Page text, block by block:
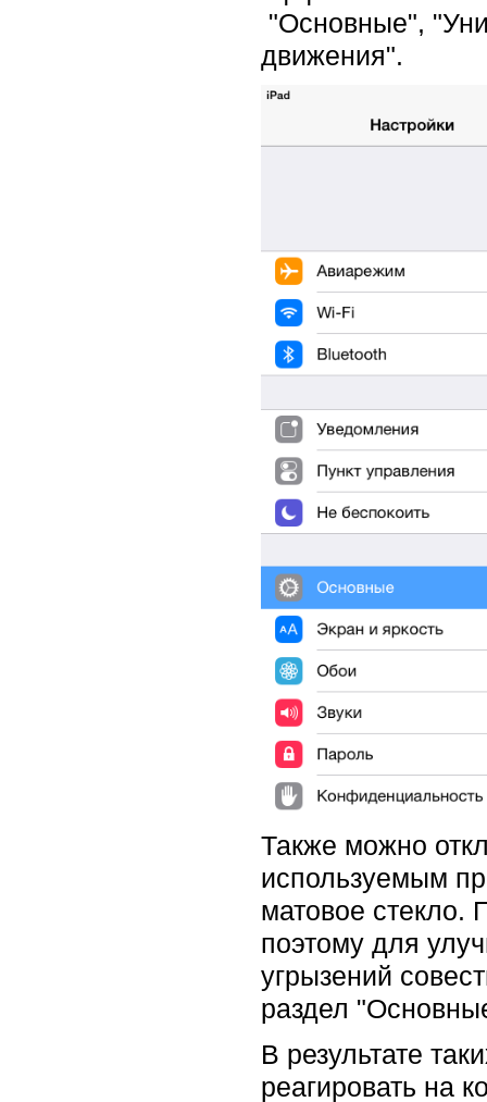
"Основные",
движения".
Также можно
используемым
матовое стекло.
поэтому для
угрызений
раздел
В результате
реагировать на